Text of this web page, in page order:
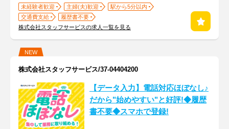
未経験者歓迎 主婦(夫)歓迎
駅から5分以内
交通費支給
履歴書不要
株式会社スタッフサービスの求人一覧を見る
NEW
株式会社スタッフサービス/37-04404200
【データ入力】電話対応ほぼなし♪
だから"始めやすい"と好評!◆履歴
書不要◆スマホで登録!